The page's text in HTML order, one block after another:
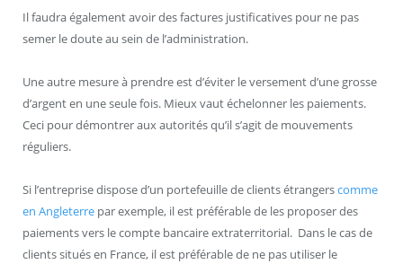
Il faudra également avoir des factures justificatives pour ne pas
semer le doute au sein de l’administration.
Une autre mesure à prendre est d’éviter le versement d’une grosse
d’argent en une seule fois. Mieux vaut échelonner les paiements.
Ceci pour démontrer aux autorités qu’il s’agit de mouvements
réguliers.
Si l’entreprise dispose d’un portefeuille de clients étrangerscomme
en Angleterre par exemple, il est préférable de les proposer des
paiements vers le compte bancaire extraterritorial. Dans le cas de
clients situés en France, il est préférable de ne pas utiliser le